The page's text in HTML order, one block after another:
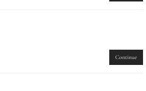
Continue